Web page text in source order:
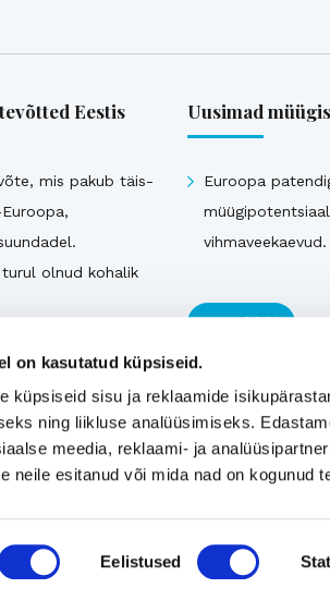
on kasutatud küpsiseid.
küpsiseid sisu ja reklaamide
ning liikluse analüüsimiseks.
meedia, reklaami- ja
neile esitanud või mida nad on kogunud
Eelistused
Eestis
mis pakub täis-
olnud kohalik
printimise ja
metall- ja
ja tootja.
Uusimad
Euroopa
vihmaveekaevud.
Vaata kõiki